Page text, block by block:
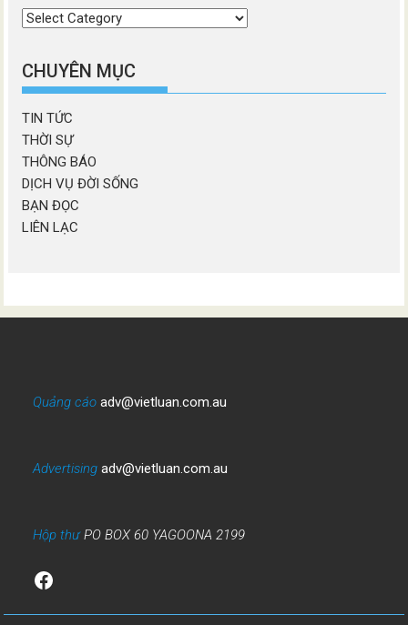
Chọn
mục
CHUYÊN MỤC
TIN TỨC
THỜI SỰ
THÔNG BÁO
DỊCH VỤ ĐỜI SỐNG
BẠN ĐỌC
LIÊN LẠC
Quảng cáo adv@vietluan.com.au
Advertising adv@vietluan.com.au
Hộp thưPO BOX 60 YAGOONA 2199
Facebook